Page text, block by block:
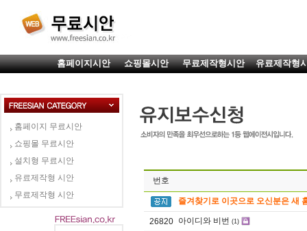
홈페이지시안 쇼핑몰시안 무료제작형시안 유료제작형
홈페이지 무료시안
쇼핑몰 무료시안
설치형 무료시안
유료제작형 시안
무료제작형 시안
번호
즐겨찾기로 이곳으로 오신분은 새
26820 아이디와 비번 (1)